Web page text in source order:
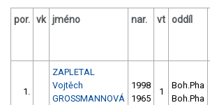
por. vk jméno nar. vt oddíl
1.
ZAPLETAL
Vojtěch
GROSSMANNOVÁ
1998
1965
1
Boh.Pha
Boh.Pha